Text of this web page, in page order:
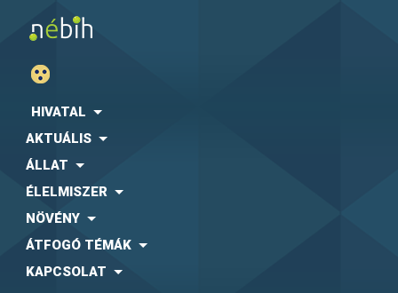
HIVATAL
AKTUÁLIS
ÁLLAT
ÉLELMISZER
NÖVÉNY
ÁTFOGÓ TÉMÁK
KAPCSOLAT